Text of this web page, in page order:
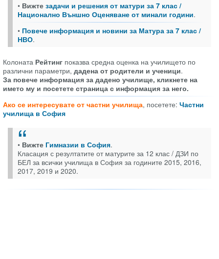
• Вижте задачи и решения от матури за 7 клас /
Национално Външно Оценяване от минали години.
• Повече информация и новини за Матура за 7 клас /
НВО.
Колоната Рейтинг показва средна оценка на училището по
различни параметри, дадена от родители и ученици.
За повече информация за дадено училище, кликнете на
името му и посетете страница с информация за него.
Ако се интересувате от частни училища, посетете: Частни
училища в София
• Вижте Гимназии в София.
Класация с резултатите от матурите за 12 клас / ДЗИ по
БЕЛ за всички училища в София за годините 2015, 2016,
2017, 2019 и 2020.